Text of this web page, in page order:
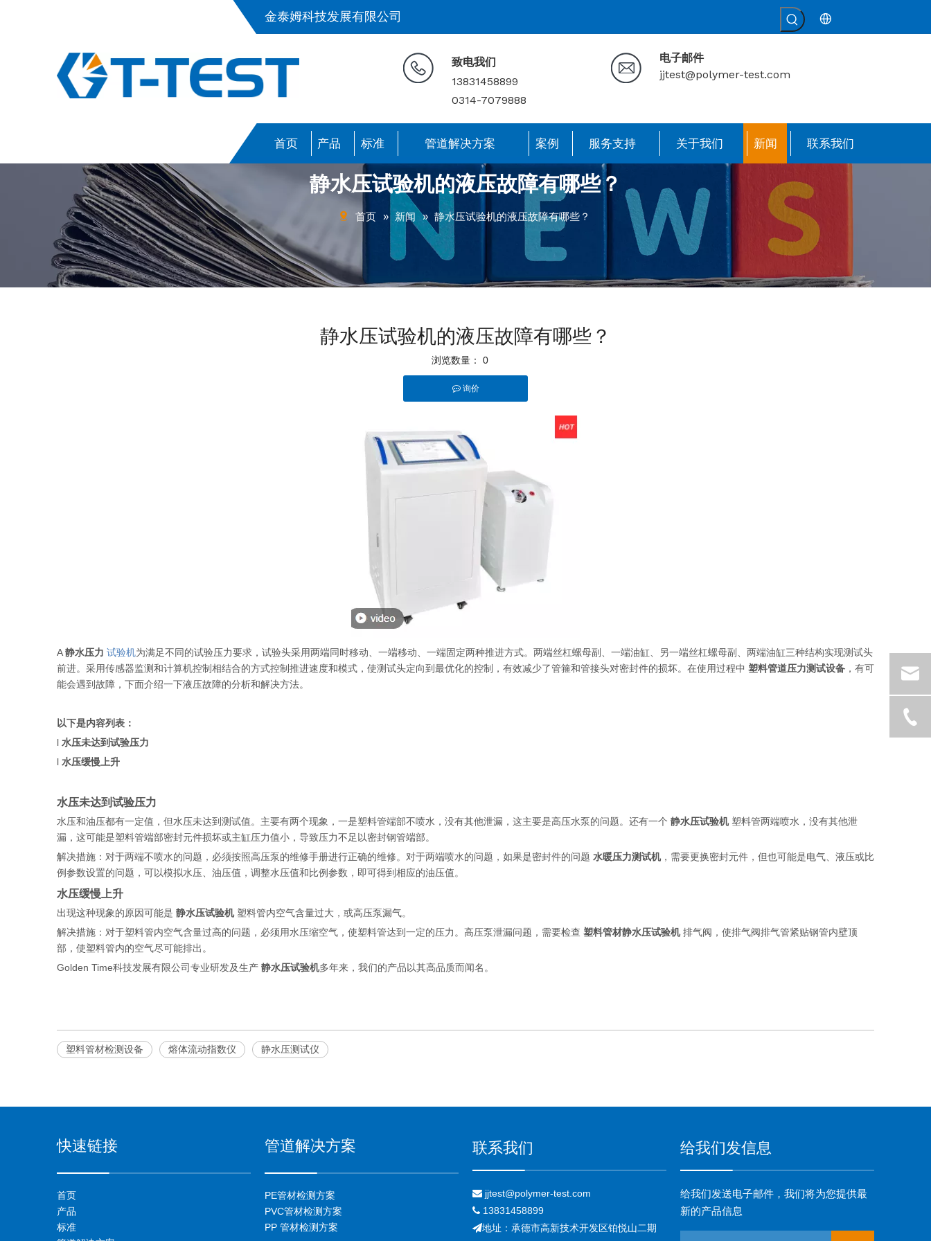
金泰姆科技发展有限公司
致电我们
13831458899
0314-7079888
电子邮件
jjtest@polymer-test.com
首页 产品 标准 管道解决方案 案例 服务支持 关于我们 新闻 联系我们
静水压试验机的液压故障有哪些？
首页 » 新闻 » 静水压试验机的液压故障有哪些？
静水压试验机的液压故障有哪些？
浏览数量： 0
询价
A静水压力 试验机为满足不同的试验压力要求，试验头采用两端同时移动、一端移动、一端固定两种推进方式。两端丝杠螺母副、一端油缸、另一端丝杠螺母副、两端油缸三种结构实现测试头
前进。采用传感器监测和计算机控制相结合的方式控制推进速度和模式，使测试头定向到最优化的控制，有效减少了管箍和管接头对密封件的损坏。在使用过程中 塑料管道压力测试设备 ，有可
能会遇到故障，下面介绍一下液压故障的分析和解决方法。
以下是内容列表：
l 水压未达到试验压力
l 水压缓慢上升
水压未达到试验压力
水压和油压都有一定值，但水压未达到测试值。主要有两个现象，一是塑料管端部不喷水，没有其他泄漏，这主要是高压水泵的问题。还有一个 静水压试验机塑料管两端喷水，没有其他泄
漏，这可能是塑料管端部密封元件损坏或主缸压力值小，导致压力不足以密封钢管端部。
解决措施：对于两端不喷水的问题，必须按照高压泵的维修手册进行正确的维修。对于两端喷水的问题，如果是密封件的问题 水暖压力测试机，需要更换密封元件，但也可能是电气、液压或比
例参数设置的问题，可以模拟水压、油压值，调整水压值和比例参数，即可得到相应的油压值。
水压缓慢上升
出现这种现象的原因可能是 静水压试验机塑料管内空气含量过大，或高压泵漏气。
解决措施：对于塑料管内空气含量过高的问题，必须用水压缩空气，使塑料管达到一定的压力。高压泵泄漏问题，需要检查 塑料管材静水压试验机排气阀，使排气阀排气管紧贴钢管内壁顶
部，使塑料管内的空气尽可能排出。
Golden Time科技发展有限公司专业研发及生产 静水压试验机多年来，我们的产品以其高品质而闻名。
塑料管材检测设备 熔体流动指数仪 静水压测试仪
快速链接
首页
产品
标准
管道解决方案
PE管材检测方案
PVC管材检测方案
PP 管材检测方案
联系我们
 jjtest@polymer-test.com
 13831458899
地址：承德市高新技术开发区铂悦山二期
给我们发信息
给我们发送电子邮件，我们将为您提供最
新的产品信息